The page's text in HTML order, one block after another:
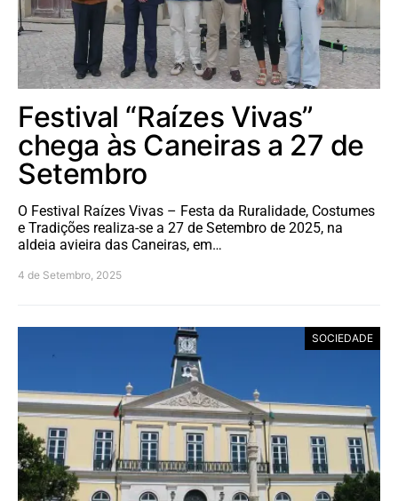
Festival “Raízes Vivas”
chega às Caneiras a 27 de
Setembro
O Festival Raízes Vivas – Festa da Ruralidade, Costumes
e Tradições realiza-se a 27 de Setembro de 2025, na
aldeia avieira das Caneiras, em…
4 de Setembro, 2025
SOCIEDADE